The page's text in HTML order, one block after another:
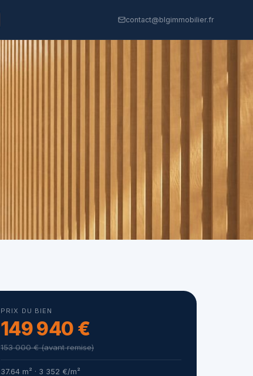
contact@blgimmobilier.fr
PRIX DU BIEN
149 940 €
153 000 € (avant remise)
37.64 m² · 3 352 €/m²